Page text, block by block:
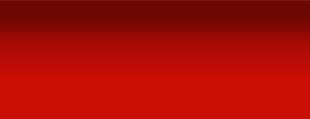
Zeitschrift für Leute